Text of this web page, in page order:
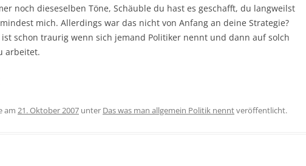
noch dieseselben Töne, Schäuble du hast es geschafft, du langweilst
mich. Allerdings war das nicht von Anfang an deine Strategie?
schon traurig wenn sich jemand Politiker nennt und dann auf solch
arbeitet.
am 21. Oktober 2007 unter Das was man allgemein Politik nenntveröffentlicht.